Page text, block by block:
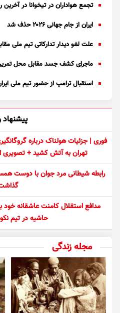
تجمع هواداران در تیخوانا در
ایران از جام جهانی ۲۰۲۶ حذف شد
علت لغو دیدار تدارکاتی تیم ملی
ماجرای کشف جسد مقابل محل
استقبال ترامپ از حضور تیم ملی
پیشنهاد
فوری | جزئیات هولناک درباره
تهران به آتش کشید + تصویری
رابطه شیطانی مرد جوان با دوست
مدافع استقلال کامنت عاشقانه
حاشیه در تیم
مجله زندگی